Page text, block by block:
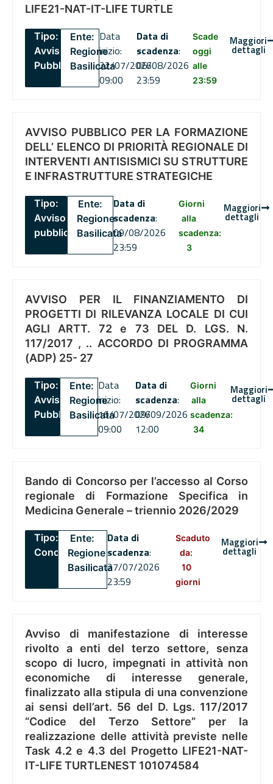
LIFE21-NAT-IT-LIFE TURTLE
Tipo:
Avviso
Pubblico
Ente:
Regione
Basilicata
Data
inizio:
22/07/2026
09:00
Data di
scadenza:
06/08/2026
23:59
Scade
oggi
alle
23:59
Maggiori
dettagli
AVVISO PUBBLICO PER LA FORMAZIONE
DELL’ ELENCO DI PRIORITÀ REGIONALE DI
INTERVENTI ANTISISMICI SU STRUTTURE
E INFRASTRUTTURE STRATEGICHE
Tipo:
Avviso
pubblico
Ente:
Regione
Basilicata
Data di
scadenza:
09/08/2026
23:59
Giorni
alla
scadenza:
3
Maggiori
dettagli
AVVISO PER IL FINANZIAMENTO DI
PROGETTI DI RILEVANZA LOCALE DI CUI
AGLI ARTT. 72 e 73 DEL D. LGS. N.
117/2017 , .. ACCORDO DI PROGRAMMA
(ADP) 25- 27
Tipo:
Avviso
Pubblico
Ente:
Regione
Basilicata
Data
inizio:
16/07/2026
09:00
Data di
scadenza:
09/09/2026
12:00
Giorni
alla
scadenza:
34
Maggiori
dettagli
Bando di Concorso per l’accesso al Corso
regionale di Formazione Specifica in
Medicina Generale – triennio 2026/2029
Tipo:
Concorsi
Ente:
Regione
Basilicata
Data di
scadenza:
27/07/2026
23:59
Scaduto
da:
10
giorni
Maggiori
dettagli
Avviso di manifestazione di interesse
rivolto a enti del terzo settore, senza
scopo di lucro, impegnati in attività non
economiche di interesse generale,
finalizzato alla stipula di una convenzione
ai sensi dell’art. 56 del D. Lgs. 117/2017
“Codice del Terzo Settore” per la
realizzazione delle attività previste nelle
Task 4.2 e 4.3 del Progetto LIFE21-NAT-
IT-LIFE TURTLENEST 101074584